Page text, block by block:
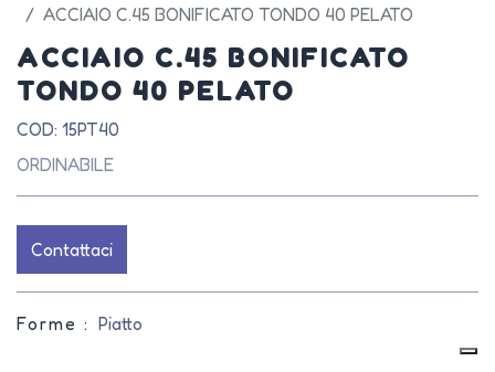
ACCIAIO C.45 BONIFICATO TONDO 40 PELATO
ACCIAIO C.45 BONIFICATO
TONDO 40 PELATO
COD: 15PT40
ORDINABILE
Contattaci
Forme : Piatto